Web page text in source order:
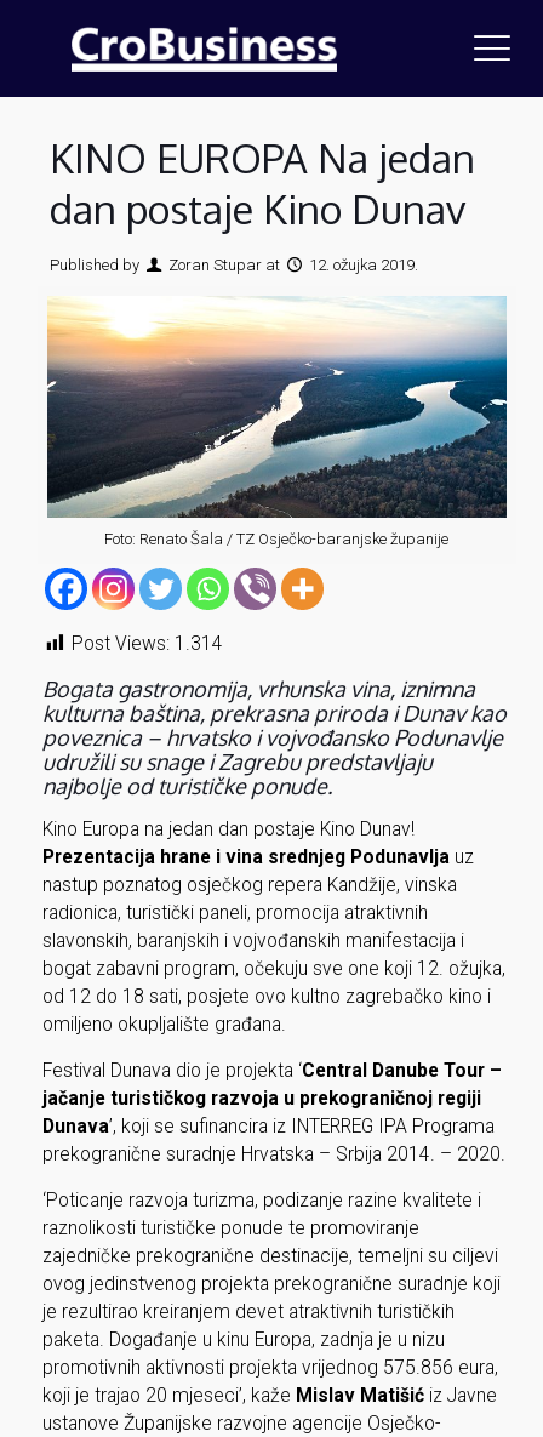
KINO EUROPA Na jedan
dan postaje Kino Dunav
Published by Zoran Stupar at 12. ožujka 2019.
Foto: Renato Šala / TZ Osječko-baranjske županije
Post Views: 1.314
Bogata gastronomija, vrhunska vina, iznimna
kulturna baština, prekrasna priroda i Dunav kao
poveznica – hrvatsko i vojvođansko Podunavlje
udružili su snage i Zagrebu predstavljaju
najbolje od turističke ponude.
Kino Europa na jedan dan postaje Kino Dunav!
Prezentacija hrane i vina srednjeg Podunavljauz
nastup poznatog osječkog repera Kandžije, vinska
radionica, turistički paneli, promocija atraktivnih
slavonskih, baranjskih i vojvođanskih manifestacija i
bogat zabavni program, očekuju sve one koji 12. ožujka,
od 12 do 18 sati, posjete ovo kultno zagrebačko kino i
omiljeno okupljalište građana.
Festival Dunava dio je projekta ‘Central Danube Tour –
jačanje turističkog razvoja u prekograničnoj regiji
Dunava’, koji se sufinancira iz INTERREG IPA Programa
prekogranične suradnje Hrvatska – Srbija 2014. – 2020.
‘Poticanje razvoja turizma, podizanje razine kvalitete i
raznolikosti turističke ponude te promoviranje
zajedničke prekogranične destinacije, temeljni su ciljevi
ovog jedinstvenog projekta prekogranične suradnje koji
je rezultirao kreiranjem devet atraktivnih turističkih
paketa. Događanje u kinu Europa, zadnja je u nizu
promotivnih aktivnosti projekta vrijednog 575.856 eura,
koji je trajao 20 mjeseci’, kaže Mislav Matišićiz Javne
ustanove Županijske razvojne agencije Osječko-